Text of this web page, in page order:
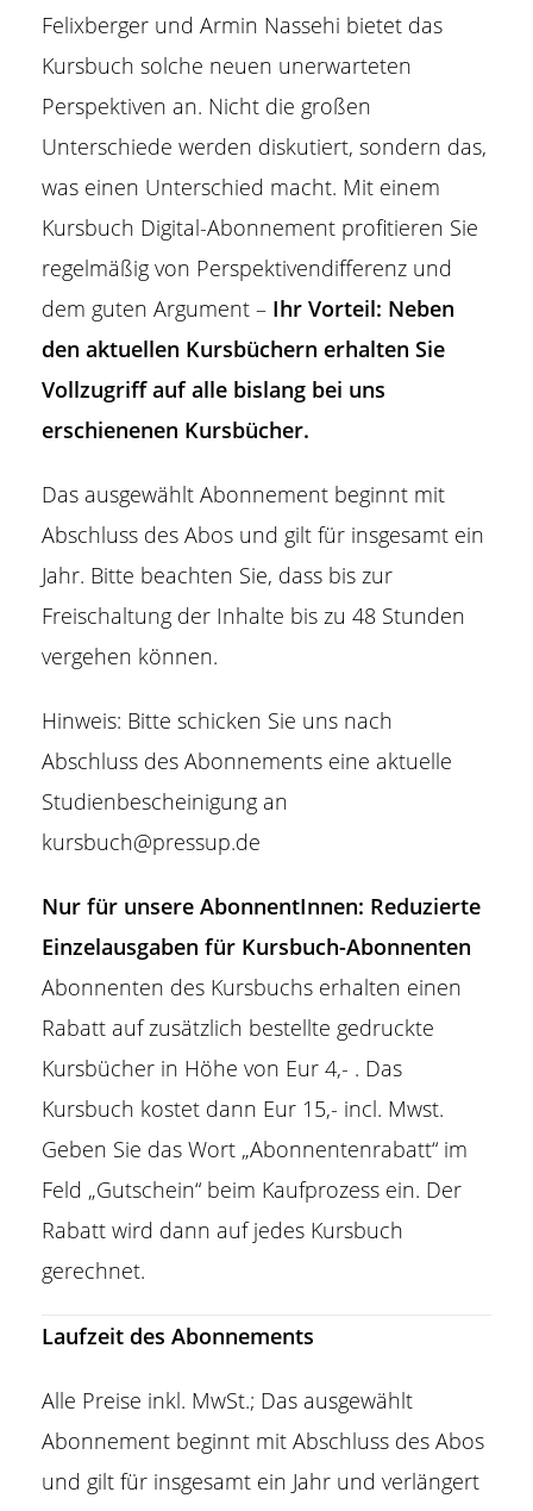
Felixberger und Armin Nassehi bietet das
Kursbuch solche neuen unerwarteten
Perspektiven an. Nicht die großen
Unterschiede werden diskutiert, sondern das,
was einen Unterschied macht. Mit einem
Kursbuch Digital-Abonnement profitieren Sie
regelmäßig von Perspektivendifferenz und
dem guten Argument – Ihr Vorteil: Neben
den aktuellen Kursbüchern erhalten Sie
Vollzugriff auf alle bislang bei uns
erschienenen Kursbücher.
Das ausgewählt Abonnement beginnt mit
Abschluss des Abos und gilt für insgesamt ein
Jahr. Bitte beachten Sie, dass bis zur
Freischaltung der Inhalte bis zu 48 Stunden
vergehen können.
Hinweis: Bitte schicken Sie uns nach
Abschluss des Abonnements eine aktuelle
Studienbescheinigung an
kursbuch@pressup.de
Nur für unsere AbonnentInnen: Reduzierte
Einzelausgaben für Kursbuch-Abonnenten
Abonnenten des Kursbuchs erhalten einen
Rabatt auf zusätzlich bestellte gedruckte
Kursbücher in Höhe von Eur 4,- . Das
Kursbuch kostet dann Eur 15,- incl. Mwst.
Geben Sie das Wort „Abonnentenrabatt“ im
Feld „Gutschein“ beim Kaufprozess ein. Der
Rabatt wird dann auf jedes Kursbuch
gerechnet.
Laufzeit des Abonnements
Alle Preise inkl. MwSt.; Das ausgewählt
Abonnement beginnt mit Abschluss des Abos
und gilt für insgesamt ein Jahr und verlängert